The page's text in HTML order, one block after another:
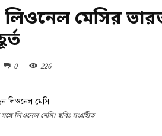
মেসির
0 226
লিওনেল মেসি। ছবিঃ সংগ্রহীত